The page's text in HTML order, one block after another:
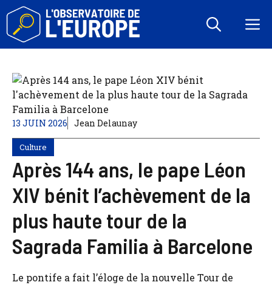
Aller
contenu
13 JUIN 2026 Jean Delaunay
Culture
Après 144 ans, le pape Léon
XIV bénit l’achèvement de la
plus haute tour de la
Sagrada Familia à Barcelone
Le pontife a fait l’éloge de la nouvelle Tour de